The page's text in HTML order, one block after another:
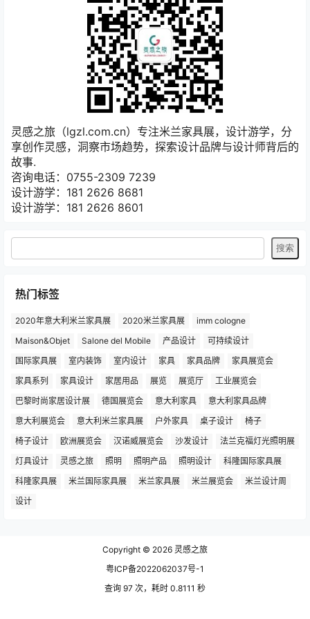
灵感之旅（lgzl.com.cn）专注米兰家具展，设计游学，分
享创作灵感，洞察市场趋势，探索设计品牌与设计师背后的
故事.
咨询电话：0755-2309 7239
设计游学：181 2626 8681
设计游学：181 2626 8601
热门标签
2020年意大利米兰家具展 2020米兰家具展
imm cologne
Maison&Objet
Salone del Mobile 产品设计
可持续设计
国际家具展
室内装饰 室内设计 家具 家具品牌
家具展览会
家具系列
家具设计 家居用品 展览 展览厅
工业展览会
巴黎时尚家居设计展
德国展览会 意大利家具
意大利家具品牌
意大利展览会
意大利米兰家具展 户外家具 桌子设计
椅子
椅子设计
欧洲展览会 汉诺威展览会 沙发设计
法兰克福灯光照明展
灯具设计
灵感之旅 照明 照明产品 照明设计
科隆国际家具展
科隆家具展
米兰国际家具展 米兰家具展 米兰展览会
米兰设计周
设计
Copyright © 2026 灵感之旅
粤ICP备2022062037号-1
查询 97 次，耗时 0.8111 秒